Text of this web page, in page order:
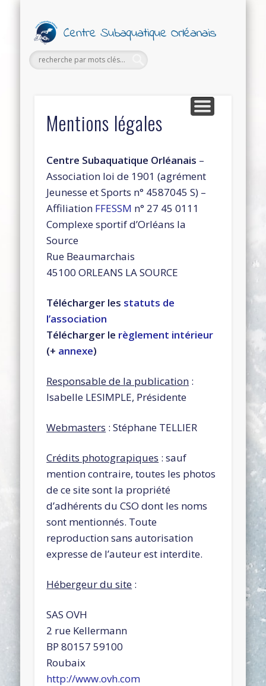
Mentions légales
Centre Subaquatique Orléanais –
Association loi de 1901 (agrément
Jeunesse et Sports n° 4587045 S) –
Affiliation FFESSM n° 27 45 0111
Complexe sportif d’Orléans la
Source
Rue Beaumarchais
45100 ORLEANS LA SOURCE
Télécharger les statuts de
l’association
Télécharger le règlement intérieur
(+ annexe)
Responsable de la publication :
Isabelle LESIMPLE, Présidente
Webmasters : Stéphane TELLIER
Crédits photograpiques : sauf
mention contraire, toutes les photos
de ce site sont la propriété
d’adhérents du CSO dont les noms
sont mentionnés. Toute
reproduction sans autorisation
expresse de l’auteur est interdite.
Hébergeur du site :
SAS OVH
2 rue Kellermann
BP 80157 59100
Roubaix
http://www.ovh.com